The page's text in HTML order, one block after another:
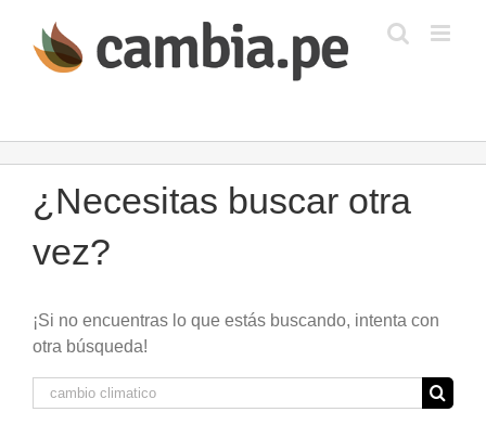
contenido
¿Necesitas buscar otra
vez?
¡Si no encuentras lo que estás buscando, intenta con
otra búsqueda!
Buscar: